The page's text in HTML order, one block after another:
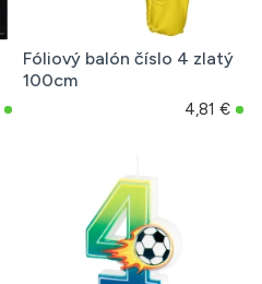
Fóliový balón číslo 4 zlatý
100cm
4,81 €